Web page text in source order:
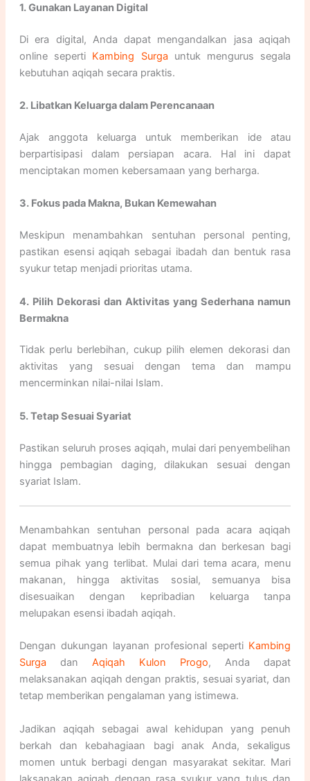
1. Gunakan Layanan Digital
Di era digital, Anda dapat mengandalkan jasa aqiqah
online seperti Kambing Surga untuk mengurus segala
kebutuhan aqiqah secara praktis.
2. Libatkan Keluarga dalam Perencanaan
Ajak anggota keluarga untuk memberikan ide atau
berpartisipasi dalam persiapan acara. Hal ini dapat
menciptakan momen kebersamaan yang berharga.
3. Fokus pada Makna, Bukan Kemewahan
Meskipun menambahkan sentuhan personal penting,
pastikan esensi aqiqah sebagai ibadah dan bentuk rasa
syukur tetap menjadi prioritas utama.
4. Pilih Dekorasi dan Aktivitas yang Sederhana namun
Bermakna
Tidak perlu berlebihan, cukup pilih elemen dekorasi dan
aktivitas yang sesuai dengan tema dan mampu
mencerminkan nilai-nilai Islam.
5. Tetap Sesuai Syariat
Pastikan seluruh proses aqiqah, mulai dari penyembelihan
hingga pembagian daging, dilakukan sesuai dengan
syariat Islam.
Menambahkan sentuhan personal pada acara aqiqah
dapat membuatnya lebih bermakna dan berkesan bagi
semua pihak yang terlibat. Mulai dari tema acara, menu
makanan, hingga aktivitas sosial, semuanya bisa
disesuaikan dengan kepribadian keluarga tanpa
melupakan esensi ibadah aqiqah.
Dengan dukungan layanan profesional seperti Kambing
Surga dan Aqiqah Kulon Progo, Anda dapat
melaksanakan aqiqah dengan praktis, sesuai syariat, dan
tetap memberikan pengalaman yang istimewa.
Jadikan aqiqah sebagai awal kehidupan yang penuh
berkah dan kebahagiaan bagi anak Anda, sekaligus
momen untuk berbagi dengan masyarakat sekitar. Mari